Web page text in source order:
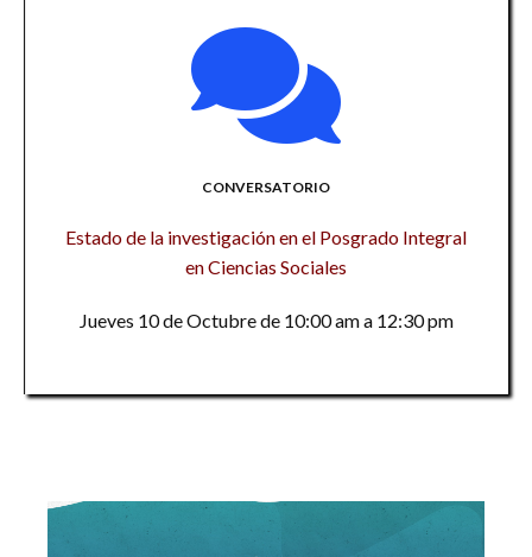
CONVERSATORIO
Estado de la investigación en el Posgrado Integral
en Ciencias Sociales
Jueves 10 de Octubre de 10:00 am a 12:30 pm